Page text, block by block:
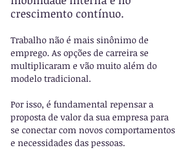
crescimento contínuo.
Trabalho não é mais sinônimo de
emprego. As opções de carreira se
multiplicaram e vão muito além do
modelo tradicional.
Por isso, é fundamental repensar a
proposta de valor da sua empresa para
se conectar com novos comportamentos
e necessidades das pessoas.